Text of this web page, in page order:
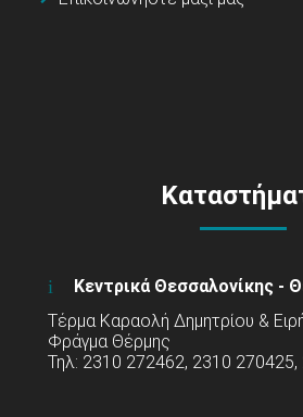
Κεντρικά Θεσσαλονίκης -
Τέρμα Καραολή Δημητρίου &
Φράγμα Θέρμης
Τηλ: 2310 272462, 2310